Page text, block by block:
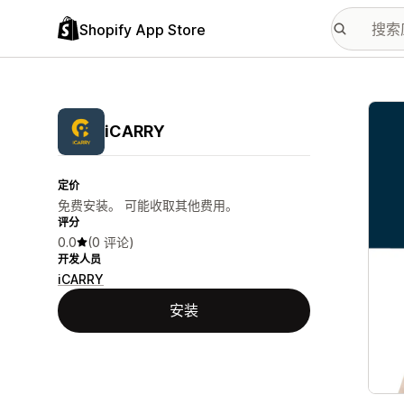
Shopify App Store
iCARRY
定价
免费安装。 可能收取其他费用。
评分
0.0 (0 评论)
开发人员
iCARRY
安装
配图